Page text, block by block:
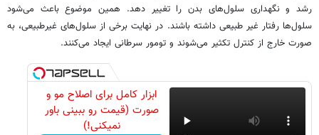
رشد و نگهداری سلول‌های بدن را تغییر دهد. همین موضوع باعث می‌شود
سلول‌ها رفتار غیر طبیعی داشته باشند. در نهایت برخی از سلول‌های غیرطبیعی، به
صورت خارج از کنترل تکثیر می‌شوند و تومور سرطانی ایجاد می‌کنند.
ابزار کامل برای اصلاح مو و
صورت (قیمت رو ببینی باور
نمیکنی!)